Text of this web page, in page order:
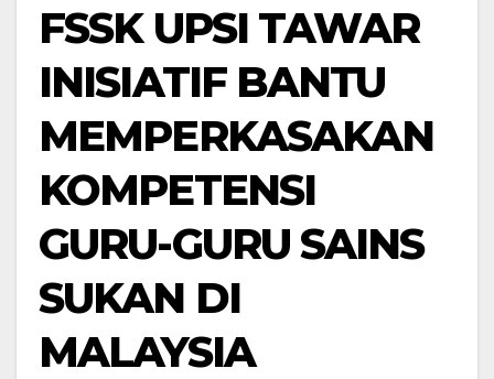
FSSK UPSI TAWAR
INISIATIF BANTU
MEMPERKASAKAN
KOMPETENSI
GURU-GURU SAINS
SUKAN DI
MALAYSIA